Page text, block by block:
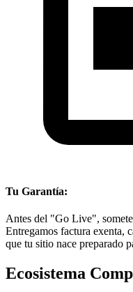
Tu Garantía:
Antes del "Go Live",
Entregamos factura exenta,
que tu sitio nace preparado
Ecosistema